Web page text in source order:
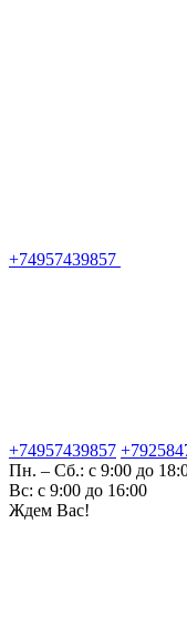
+74957439857
+74957439857
Пн. – Сб.: с 9:00 до
Вс: с 9:00 до 16:00
Ждем Вас!